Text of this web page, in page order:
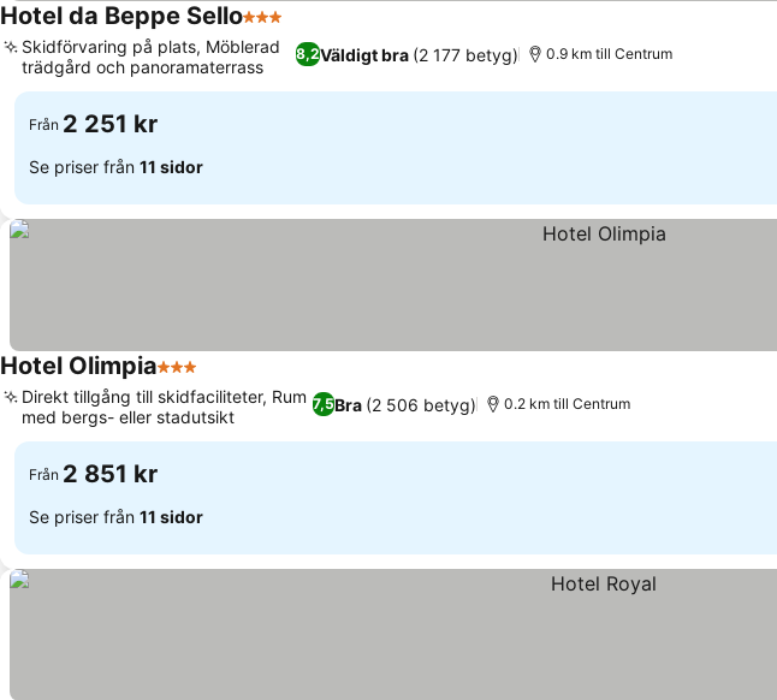
Hotel da Beppe Sello3 Stjärnor
8,2Väldigt bra (2 177 betyg)
Skidförvaring på plats, Möblerad
trädgård och panoramaterrass
0.9 km till Centrum
Från 2 251 kr
Se priser från 11 sidor
Hotel Olimpia3 Stjärnor
7,5Bra (2 506 betyg)
Direkt tillgång till skidfaciliteter, Rum
med bergs- eller stadutsikt
0.2 km till Centrum
Från 2 851 kr
Se priser från 11 sidor